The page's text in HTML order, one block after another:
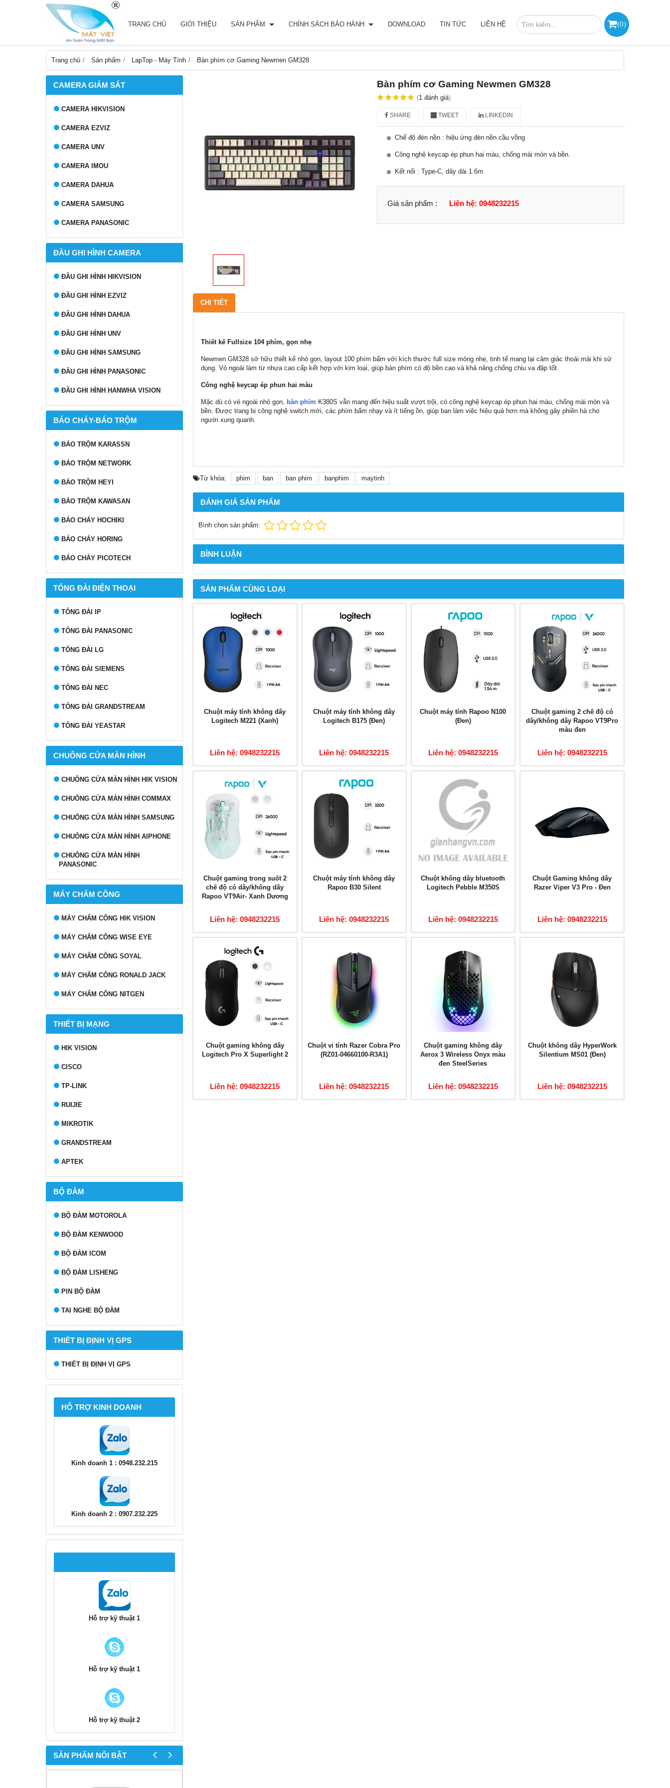
(0)
TRANG CHỦ GIỚI THIỆU SẢN PHẨM CHÍNH SÁCH BẢO HÀNH DOWNLOAD TIN TỨC LIÊN HỆ
Trang chủ Sản phẩm LapTop - Máy Tính Bàn phím cơ Gaming Newmen GM328
CAMERA GIÁM SÁT
CAMERA HIKVISION
CAMERA EZVIZ
CAMERA UNV
CAMERA IMOU
CAMERA DAHUA
CAMERA SAMSUNG
CAMERA PANASONIC
ĐẦU GHI HÌNH CAMERA
ĐẦU GHI HÌNH HIKVISION
ĐẦU GHI HÌNH EZVIZ
ĐẦU GHI HÌNH DAHUA
ĐẦU GHI HÌNH UNV
ĐẦU GHI HÌNH SAMSUNG
ĐẦU GHI HÌNH PANASONIC
ĐẦU GHI HÌNH HANWHA VISION
BÁO CHÁY-BÁO TRỘM
BÁO TRỘM KARASSN
BÁO TRỘM NETWORK
BÁO TRỘM HEYI
BÁO TRỘM KAWASAN
BÁO CHÁY HOCHIKI
BÁO CHÁY HORING
BÁO CHÁY PICOTECH
TỔNG ĐÀI ĐIỆN THOẠI
TỔNG ĐÀI IP
TỔNG ĐÀI PANASONIC
TỔNG ĐÀI LG
TỔNG ĐÀI SIEMENS
TỔNG ĐÀI NEC
TỔNG ĐÀI GRANDSTREAM
TỔNG ĐÀI YEASTAR
CHUÔNG CỬA MÀN HÌNH
CHUÔNG CỬA MÀN HÌNH HIK VISION
CHUÔNG CỬA MÀN HÌNH COMMAX
CHUÔNG CỬA MÀN HÌNH SAMSUNG
CHUÔNG CỬA MÀN HÌNH AIPHONE
CHUÔNG CỬA MÀN HÌNH
PANASONIC
MÁY CHẤM CÔNG
MÁY CHẤM CÔNG HIK VISION
MÁY CHẤM CÔNG WISE EYE
MÁY CHẤM CÔNG SOYAL
MÁY CHẤM CÔNG RONALD JACK
MÁY CHẤM CÔNG NITGEN
THIẾT BỊ MẠNG
HIK VISION
CISCO
TP-LINK
RUIJIE
MIKROTIK
GRANDSTREAM
APTEK
BỘ ĐÀM
BỘ ĐÀM MOTOROLA
BỘ ĐÀM KENWOOD
BỘ ĐÀM ICOM
BỘ ĐÀM LISHENG
PIN BỘ ĐÀM
TAI NGHE BỘ ĐÀM
THIẾT BỊ ĐỊNH VỊ GPS
THIẾT BỊ ĐỊNH VỊ GPS
HỖ TRỢ KINH DOANH
Kinh doanh 1 : 0948.232.215
Kinh doanh 2 : 0907.232.225
Hỗ trợ kỹ thuật 1
Hỗ trợ kỹ thuật 1
Hỗ trợ kỹ thuật 2
SẢN PHẨM NỔI BẬT ‹ ›
Bàn phím cơ Gaming Newmen GM328
(1 đánh giá)
SHARE TWEET LINKEDIN
Chế độ đèn nền : hiệu ứng đèn nền cầu vồng
Công nghệ keycap ép phun hai màu, chống mài mòn và bền.
Kết nối : Type-C, dây dài 1.6m
Giá sản phẩm : Liên hệ: 0948232215
CHI TIẾT
Thiết kế Fullsize 104 phím, gọn nhẹ
Newmen GM328 sở hữu thiết kế nhỏ gọn, layout 100 phím bấm với kích thước full size mỏng nhẹ, tinh tế.mang lại cảm giác thoải mái khi sử
dụng. Vỏ ngoài làm từ nhựa cao cấp kết hợp với kim loại, giúp bàn phím có độ bền cao và khả năng chống chịu va đập tốt.
Công nghệ keycap ép phun hai màu
Mặc dù có vẻ ngoài nhỏ gọn, bàn phím K380S vẫn mang đến hiệu suất vượt trội, có công nghệ keycap ép phun hai màu, chống mài mòn và
bền. Được trang bị công nghệ switch mới, các phím bấm nhạy và ít tiếng ồn, giúp bạn làm việc hiệu quả hơn mà không gây phiền hà cho
người xung quanh.
Từ khóa: phim ban ban phim banphim maytinh
ĐÁNH GIÁ SẢN PHẨM
Bình chọn sản phẩm:
BÌNH LUẬN
SẢN PHẨM CÙNG LOẠI
Chuột máy tính không dây
Logitech M221 (Xanh)
Liên hệ: 0948232215
Chuột máy tính không dây
Logitech B175 (Đen)
Liên hệ: 0948232215
Chuột máy tính Rapoo N100
(Đen)
Liên hệ: 0948232215
Chuột gaming 2 chế độ có
dây/không dây Rapoo VT9Pro
màu đen
Liên hệ: 0948232215
Chuột gaming trong suốt 2
chế độ có dây/không dây
Rapoo VT9Air- Xanh Dương
Liên hệ: 0948232215
Chuột máy tính không dây
Rapoo B30 Silent
Liên hệ: 0948232215
Chuột không dây bluetooth
Logitech Pebble M350S
Liên hệ: 0948232215
Chuột Gaming không dây
Razer Viper V3 Pro - Đen
Liên hệ: 0948232215
Chuột gaming không dây
Logitech Pro X Superlight 2
Liên hệ: 0948232215
Chuột vi tính Razer Cobra Pro
(RZ01-04660100-R3A1)
Liên hệ: 0948232215
Chuột gaming không dây
Aerox 3 Wireless Onyx màu
đen SteelSeries
Liên hệ: 0948232215
Chuột không dây HyperWork
Silentium MS01 (Đen)
Liên hệ: 0948232215